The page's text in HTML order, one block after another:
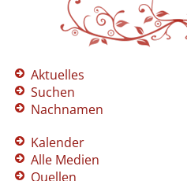
Aktuelles
Suchen
Nachnamen
Kalender
Alle Medien
Quellen